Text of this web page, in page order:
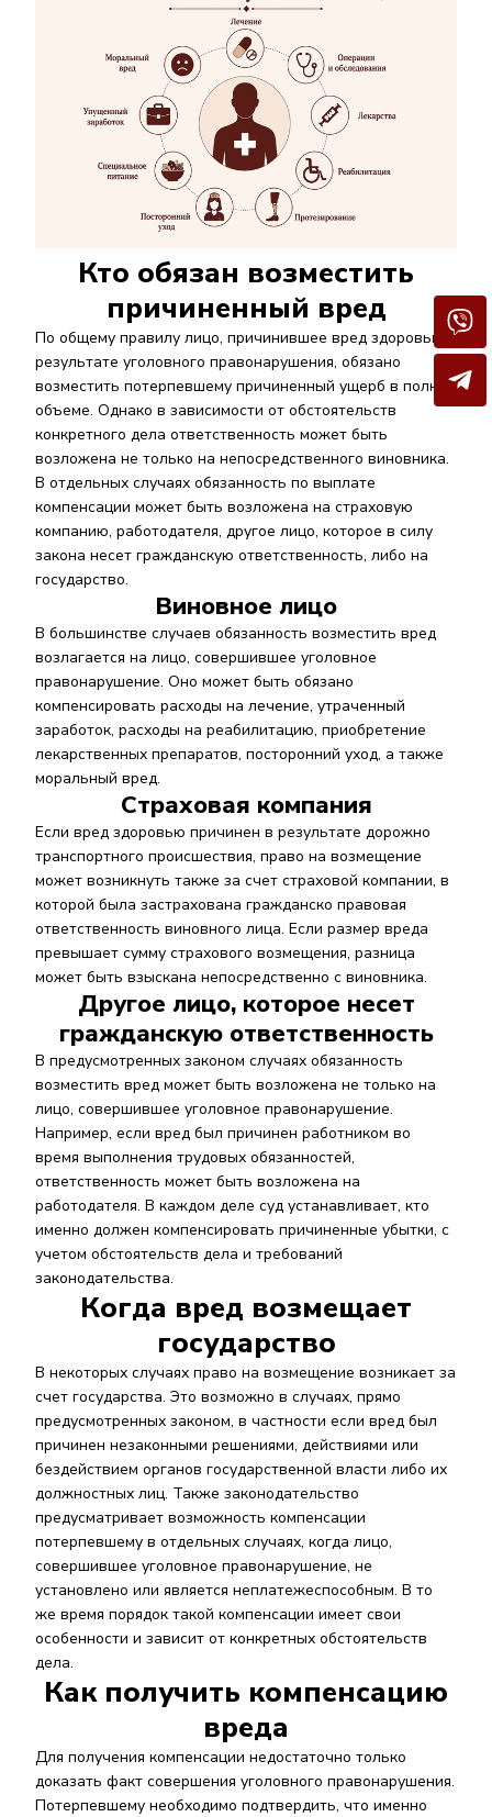
Кто обязан возместить
причиненный вред
По общему правилу лицо, причинившее вред здоровью в
результате уголовного правонарушения, обязано
возместить потерпевшему причиненный ущерб в полном
объеме. Однако в зависимости от обстоятельств
конкретного дела ответственность может быть
возложена не только на непосредственного виновника.
В отдельных случаях обязанность по выплате
компенсации может быть возложена на страховую
компанию, работодателя, другое лицо, которое в силу
закона несет гражданскую ответственность, либо на
государство.
Виновное лицо
В большинстве случаев обязанность возместить вред
возлагается на лицо, совершившее уголовное
правонарушение. Оно может быть обязано
компенсировать расходы на лечение, утраченный
заработок, расходы на реабилитацию, приобретение
лекарственных препаратов, посторонний уход, а также
моральный вред.
Страховая компания
Если вред здоровью причинен в результате дорожно
транспортного происшествия, право на возмещение
может возникнуть также за счет страховой компании, в
которой была застрахована гражданско правовая
ответственность виновного лица. Если размер вреда
превышает сумму страхового возмещения, разница
может быть взыскана непосредственно с виновника.
Другое лицо, которое несет
гражданскую ответственность
В предусмотренных законом случаях обязанность
возместить вред может быть возложена не только на
лицо, совершившее уголовное правонарушение.
Например, если вред был причинен работником во
время выполнения трудовых обязанностей,
ответственность может быть возложена на
работодателя. В каждом деле суд устанавливает, кто
именно должен компенсировать причиненные убытки, с
учетом обстоятельств дела и требований
законодательства.
Когда вред возмещает
государство
В некоторых случаях право на возмещение возникает за
счет государства. Это возможно в случаях, прямо
предусмотренных законом, в частности если вред был
причинен незаконными решениями, действиями или
бездействием органов государственной власти либо их
должностных лиц. Также законодательство
предусматривает возможность компенсации
потерпевшему в отдельных случаях, когда лицо,
совершившее уголовное правонарушение, не
установлено или является неплатежеспособным. В то
же время порядок такой компенсации имеет свои
особенности и зависит от конкретных обстоятельств
дела.
Как получить компенсацию
вреда
Для получения компенсации недостаточно только
доказать факт совершения уголовного правонарушения.
Потерпевшему необходимо подтвердить, что именно